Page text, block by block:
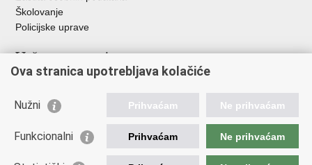
Školovanje
Policijske uprave
Važne poveznice
Ministarstvo unutarnjih poslova
Muzej policije
Centar za mentalno zdravlje
Ova stranica upotrebljava kolačiće
Nužni Prihvaćam Ne prihvaćam
Funkcionalni Prihvaćam Ne prihvaćam